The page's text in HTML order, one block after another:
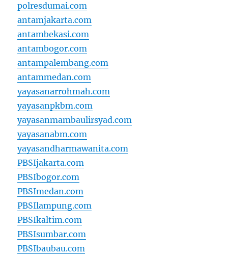
polresdumai.com
antamjakarta.com
antambekasi.com
antambogor.com
antampalembang.com
antammedan.com
yayasanarrohmah.com
yayasanpkbm.com
yayasanmambaulirsyad.com
yayasanabm.com
yayasandharmawanita.com
PBSIjakarta.com
PBSIbogor.com
PBSImedan.com
PBSIlampung.com
PBSIkaltim.com
PBSIsumbar.com
PBSIbaubau.com